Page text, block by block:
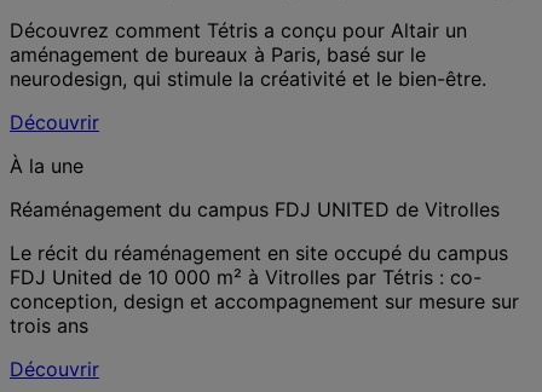
Découvrez comment Tétris a conçu pour Altair un
aménagement de bureaux à Paris, basé sur le
neurodesign, qui stimule la créativité et le bien-être.
Découvrir
À la une
Réaménagement du campus FDJ UNITED de Vitrolles
Le récit du réaménagement en site occupé du campus
FDJ United de 10 000 m² à Vitrolles par Tétris : co-
conception, design et accompagnement sur mesure sur
trois ans
Découvrir